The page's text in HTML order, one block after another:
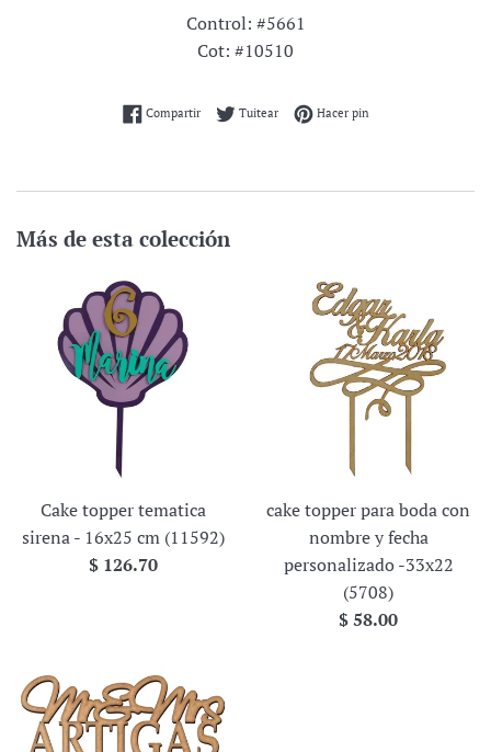
Control: #5661
Cot: #10510
CompartirCompartir en Facebook
TuitearTuitear en Twitter
Hacer pinPinear en Pinterest
Más de esta colección
Cake topper tematica
sirena - 16x25 cm (11592)
Precio
$ 126.70
cake topper para boda con
nombre y fecha
personalizado -33x22
(5708)
Precio
$ 58.00